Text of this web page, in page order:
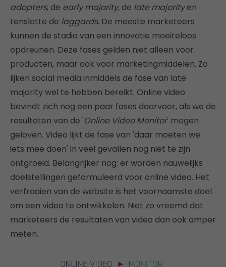
adopters, de early majority, de late majorityen
tenslotte de laggards. De meeste marketeers
kunnen de stadia van een innovatie moeiteloos
opdreunen. Deze fases gelden niet alleen voor
producten, maar ook voor marketingmiddelen. Zo
lijken social media inmiddels de fase van late
majority wel te hebben bereikt. Online video
bevindt zich nog een paar fases daarvoor, als we de
resultaten van de 'Online Video Monitor' mogen
geloven. Video lijkt de fase van 'daar moeten we
iets mee doen' in veel gevallen nog niet te zijn
ontgroeid. Belangrijker nog: er worden nauwelijks
doelstellingen geformuleerd voor online video. Het
verfraaien van de website is het voornaamste doel
om een video te ontwikkelen. Niet zo vreemd dat
marketeers de resultaten van video dan ook amper
meten.